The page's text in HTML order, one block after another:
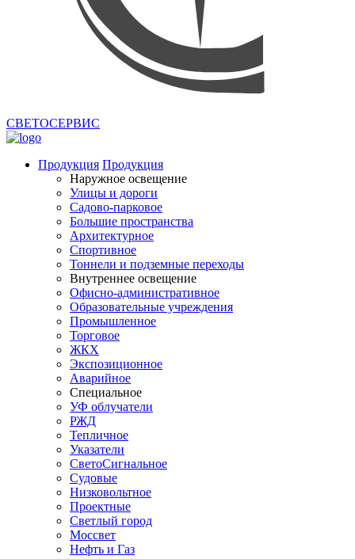
СВЕТОСЕРВИС
Продукция Продукция
Наружное освещение
Улицы и дороги
Садово-парковое
Большие пространства
Архитектурное
Спортивное
Тоннели и подземные переходы
Внутреннее освещение
Офисно-административное
Образовательные учреждения
Промышленное
Торговое
ЖКХ
Экспозиционное
Аварийное
Специальное
УФ облучатели
РЖД
Тепличное
Указатели
СветоСигнальное
Судовые
Низковольтное
Проектные
Светлый город
Моссвет
Нефть и Газ